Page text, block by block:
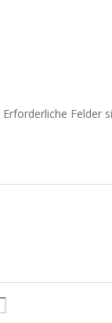
Erforderliche Felder